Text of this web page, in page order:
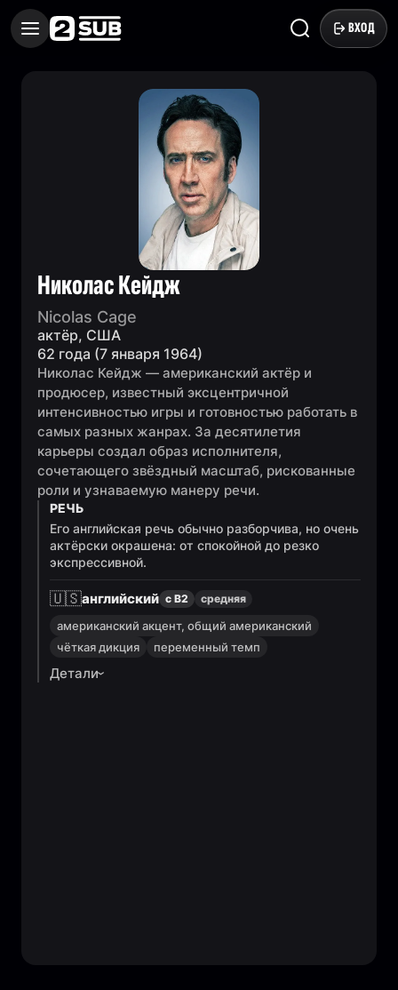
ВХОД
Николас Кейдж
Nicolas Cage
актёр, США
62 года (7 января 1964)
Николас Кейдж — американский актёр и
продюсер, известный эксцентричной
интенсивностью игры и готовностью работать в
самых разных жанрах. За десятилетия
карьеры создал образ исполнителя,
сочетающего звёздный масштаб, рискованные
роли и узнаваемую манеру речи.
РЕЧЬ
Его английская речь обычно разборчива, но очень
актёрски окрашена: от спокойной до резко
экспрессивной.
🇺🇸английский с B2 средняя
американский акцент, общий американский
чёткая дикция
переменный темп
Детали